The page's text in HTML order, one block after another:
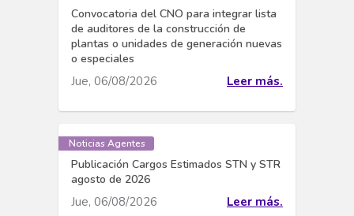
Convocatoria del CNO para integrar lista
de auditores de la construcción de
plantas o unidades de generación nuevas
o especiales
Jue, 06/08/2026 Leer más.
Noticias Agentes
Publicación Cargos Estimados STN y STR
agosto de 2026
Jue, 06/08/2026 Leer más.